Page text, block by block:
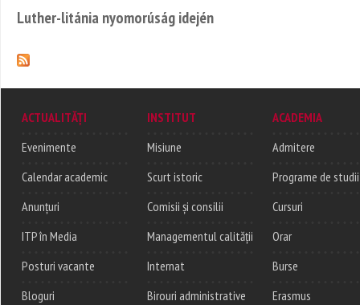
Luther-litánia nyomorúság idején
ACTUALITĂȚI
Evenimente
Calendar academic
Anunțuri
ITP în Media
Posturi vacante
Bloguri
INSTITUT
Misiune
Scurt istoric
Comisii și consilii
Managementul calității
Internat
Birouri administrative
ACADEMIA
Admitere
Programe de studii
Cursuri
Orar
Burse
Erasmus